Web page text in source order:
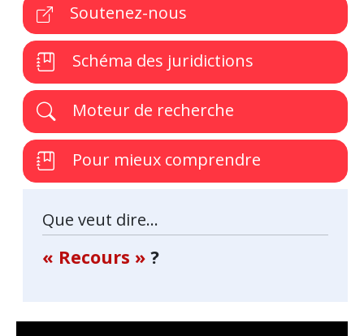
Soutenez-nous
Schéma des juridictions
Moteur de recherche
Pour mieux comprendre
Que veut dire...
« Recours » ?